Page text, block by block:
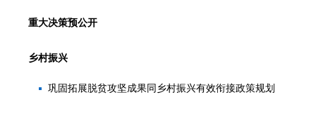
重大决策预公开
乡村振兴
巩固拓展脱贫攻坚成果同乡村振兴有效衔接政策规划